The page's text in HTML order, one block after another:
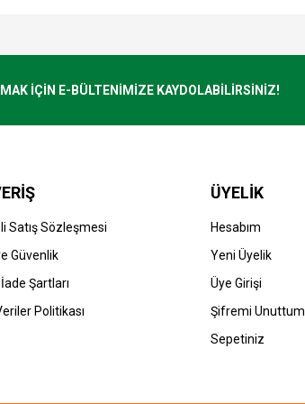
Gönder
İÇİN E-BÜLTENİMİZE KAYDOLABİLİRSİNİZ!
Satış Sözleşmesi
Güvenlik
Şartları
Politikası
ÜYELİK
Hesabım
Yeni Üyelik
Üye Girişi
Şifremi Unuttum
Sepetiniz